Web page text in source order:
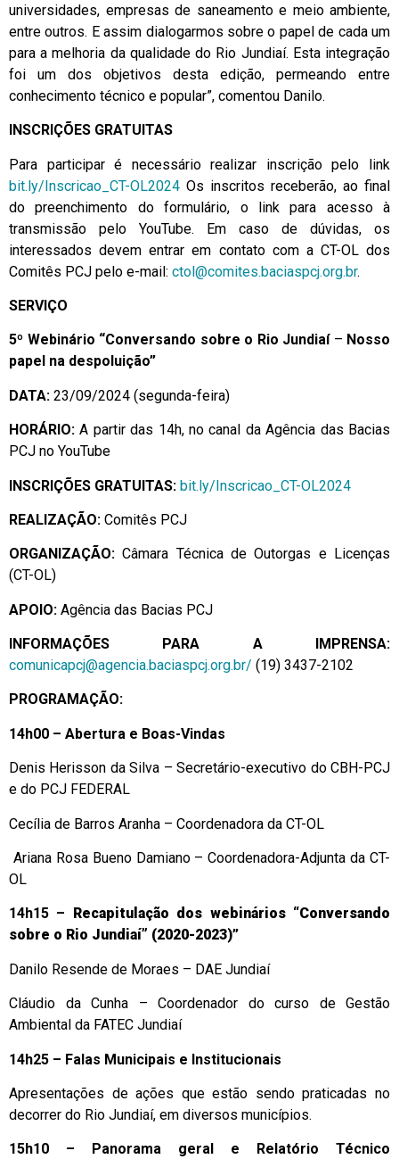
universidades, empresas de saneamento e meio ambiente,
entre outros. E assim dialogarmos sobre o papel de cada um
para a melhoria da qualidade do Rio Jundiaí. Esta integração
foi um dos objetivos desta edição, permeando entre
conhecimento técnico e popular”, comentou Danilo.
INSCRIÇÕES GRATUITAS
Para participar é necessário realizar inscrição pelo link
bit.ly/Inscricao_CT-OL2024 Os inscritos receberão, ao final
do preenchimento do formulário, o link para acesso à
transmissão pelo YouTube. Em caso de dúvidas, os
interessados devem entrar em contato com a CT-OL dos
Comitês PCJ pelo e-mail: ctol@comites.baciaspcj.org.br.
SERVIÇO
5º Webinário “Conversando sobre o Rio Jundiaí– Nosso
papel na despoluição”
DATA: 23/09/2024 (segunda-feira)
HORÁRIO:A partir das 14h, no canal da Agência das Bacias
PCJ no YouTube
INSCRIÇÕES GRATUITAS: bit.ly/Inscricao_CT-OL2024
REALIZAÇÃO: Comitês PCJ
ORGANIZAÇÃO:Câmara Técnica de Outorgas e Licenças
(CT-OL)
APOIO: Agência das Bacias PCJ
INFORMAÇÕES PARA A IMPRENSA:
comunicapcj@agencia.baciaspcj.org.br/ (19) 3437-2102
PROGRAMAÇÃO:
14h00 – Abertura e Boas-Vindas
Denis Herisson da Silva – Secretário-executivo do CBH-PCJ
e do PCJ FEDERAL
Cecília de Barros Aranha – Coordenadora da CT-OL
Ariana Rosa Bueno Damiano – Coordenadora-Adjunta da CT-
OL
14h15 –
Recapitulação dos webinários “Conversando
sobre o Rio Jundiaí” (2020-2023)”
Danilo Resende de Moraes – DAE Jundiaí
Cláudio da Cunha – Coordenador do curso de Gestão
Ambiental da FATEC Jundiaí
14h25 – Falas Municipais e Institucionais
Apresentações de ações que estão sendo praticadas no
decorrer do Rio Jundiaí, em diversos municípios.
15h10 – Panorama geral
e Relatório Técnico